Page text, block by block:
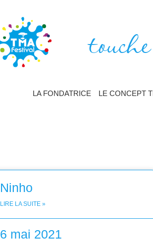
LA FONDATRICE LE CONCEPT
Ninho
LIRE LA SUITE »
6 mai 2021